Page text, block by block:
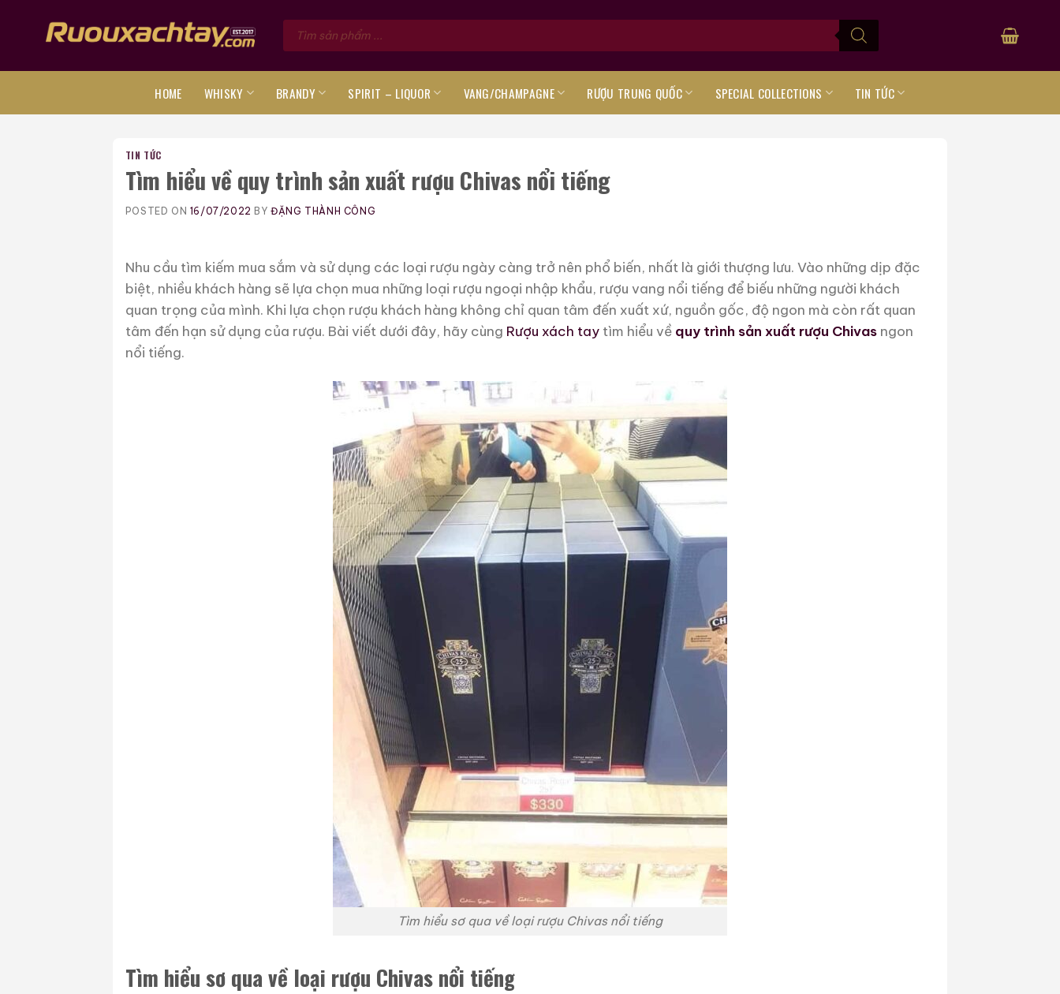
Tìm
kiếm
HOME WHISKY BRANDY SPIRIT – LIQUOR VANG/CHAMPAGNE RƯỢU TRUNG QUỐC SPECIAL COLLECTIONS TIN TỨC
TIN TỨC
Tìm hiểu về quy trình sản xuất rượu Chivas nổi tiếng
POSTED ON 16/07/2022 BYĐẶNG THÀNH CÔNG
Nhu cầu tìm kiếm mua sắm và sử dụng các loại rượu ngày càng trở nên phổ biến, nhất là giới thượng lưu. Vào những dịp đặc
biệt, nhiều khách hàng sẽ lựa chọn mua những loại rượu ngoại nhập khẩu, rượu vang nổi tiếng để biếu những người khách
quan trọng của mình. Khi lựa chọn rượu khách hàng không chỉ quan tâm đến xuất xứ, nguồn gốc, độ ngon mà còn rất quan
tâm đến hạn sử dụng của rượu. Bài viết dưới đây, hãy cùng Rượu xách taytìm hiểu về quy trình sản xuất rượu Chivas ngon
nổi tiếng.
Tìm hiểu sơ qua về loại rượu Chivas nổi tiếng
Tìm hiểu sơ qua về loại rượu Chivas nổi tiếng